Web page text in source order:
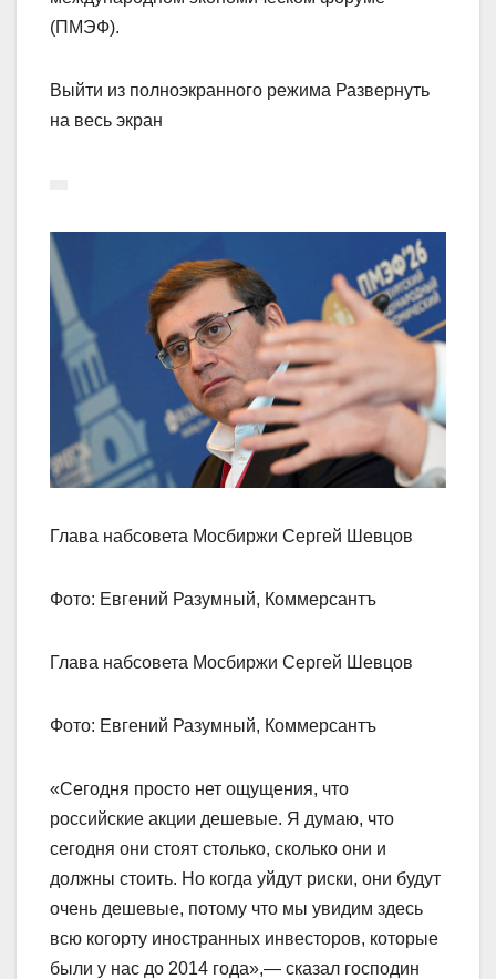
(ПМЭФ).
Выйти из полноэкранного режима Развернуть
на весь экран
Глава набсовета Мосбиржи Сергей Шевцов
Фото: Евгений Разумный, Коммерсантъ
Глава набсовета Мосбиржи Сергей Шевцов
Фото: Евгений Разумный, Коммерсантъ
«Сегодня просто нет ощущения, что
российские акции дешевые. Я думаю, что
сегодня они стоят столько, сколько они и
должны стоить. Но когда уйдут риски, они будут
очень дешевые, потому что мы увидим здесь
всю когорту иностранных инвесторов, которые
были у нас до 2014 года»,— сказал господин